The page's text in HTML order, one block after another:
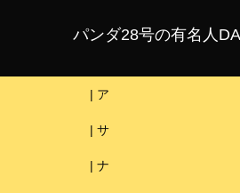
パンダ28号の有名人
| ア
| サ
| ナ